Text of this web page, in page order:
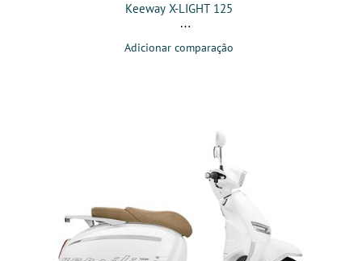
Keeway X-LIGHT 125
Adicionar comparação